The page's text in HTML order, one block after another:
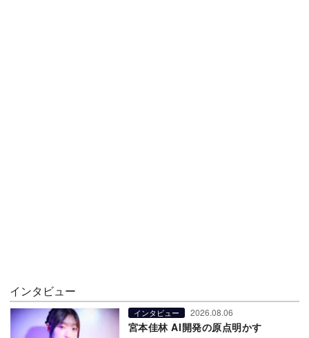
インタビュー
インタビュー 2026.08.06
宮本佳林 AI開発の原点明かす